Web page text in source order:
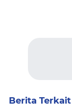
Berita Terkait